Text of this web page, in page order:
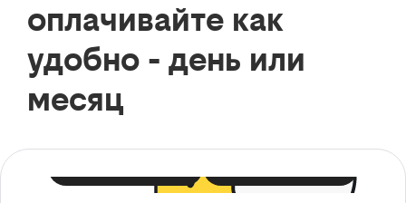
оплачивайте как
удобно - день или
месяц